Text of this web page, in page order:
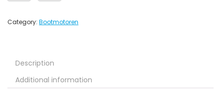
Category: Bootmotoren
Description
Additional information